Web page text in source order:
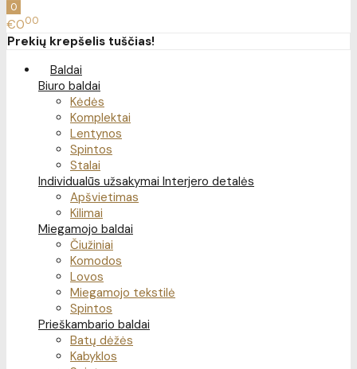
0
€000
Prekių krepšelis tuščias!
Baldai
Biuro baldai
Kėdės
Komplektai
Lentynos
Spintos
Stalai
Individualūs užsakymai Interjero detalės
Apšvietimas
Kilimai
Miegamojo baldai
Čiužiniai
Komodos
Lovos
Miegamojo tekstilė
Spintos
Prieškambario baldai
Batų dėžės
Kabyklos